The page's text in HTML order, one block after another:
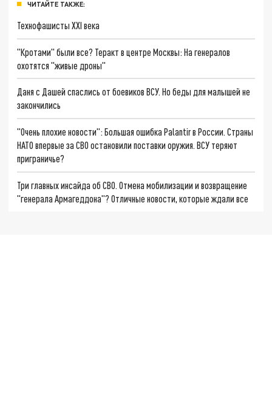
ЧИТАЙТЕ ТАКЖЕ:
Технофашисты XXI века
"Кротами" были все? Теракт в центре Москвы: На генералов
охотятся "живые дроны"
Даня с Дашей спаслись от боевиков ВСУ. Но беды для малышей не
закончились
"Очень плохие новости": Большая ошибка Palantir в России. Страны
НАТО впервые за СВО остановили поставки оружия. ВСУ теряют
приграничье?
Три главных инсайда об СВО. Отмена мобилизации и возвращение
"генерала Армагеддона"? Отличные новости, которые ждали все